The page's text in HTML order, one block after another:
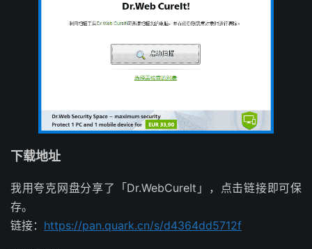
下载地址
我用夸克网盘分享了「Dr.WebCureIt」，点击链接即可保
存。
链接： https://pan.quark.cn/s/d4364dd5712f